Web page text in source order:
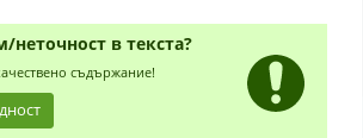
в текста?
съдържание!